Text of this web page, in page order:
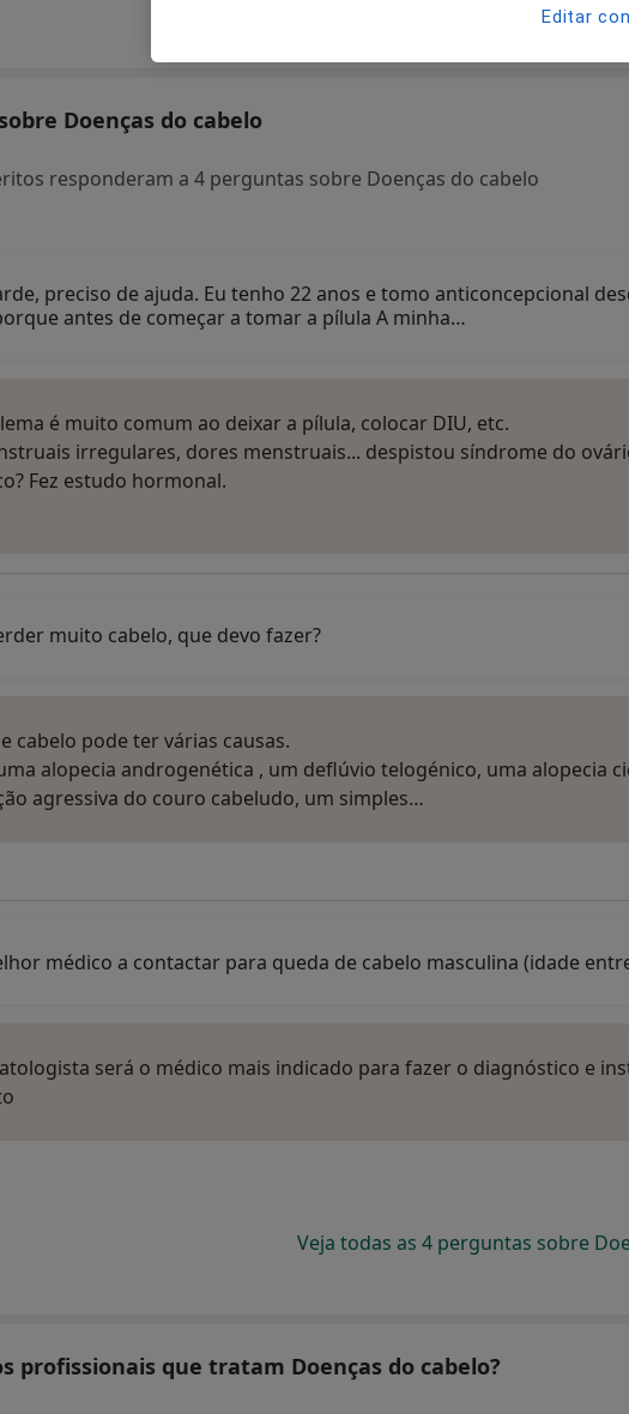
Doenças do cabelo
responderam a 4 perguntas sobre Doenças do cabelo
preciso de ajuda. Eu tenho 22 anos e tomo anticoncepcional
antes de começar a tomar a pílula A minha…
é muito comum ao deixar a pílula, colocar DIU, etc.
irregulares, dores menstruais... despistou síndrome do
Fez estudo hormonal.
muito cabelo, que devo fazer?
cabelo pode ter várias causas.
alopecia androgenética , um deflúvio telogénico, uma alopecia
agressiva do couro cabeludo, um simples…
médico a contactar para queda de cabelo masculina (idade
será o médico mais indicado para fazer o diagnóstico e
Veja todas as 4 perguntas sobre
profissionais que tratam Doenças do cabelo?
Editar